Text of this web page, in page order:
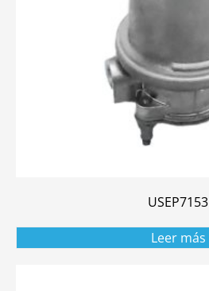
USEP7153
Leer más